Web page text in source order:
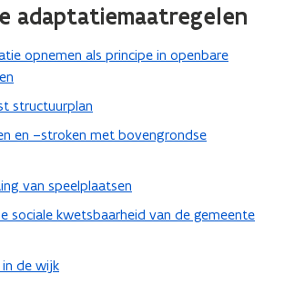
adaptatiemaatregelen
opnemen als principe in openbare
structuurplan
en –stroken met bovengrondse
van speelplaatsen
sociale kwetsbaarheid van de gemeente
de wijk